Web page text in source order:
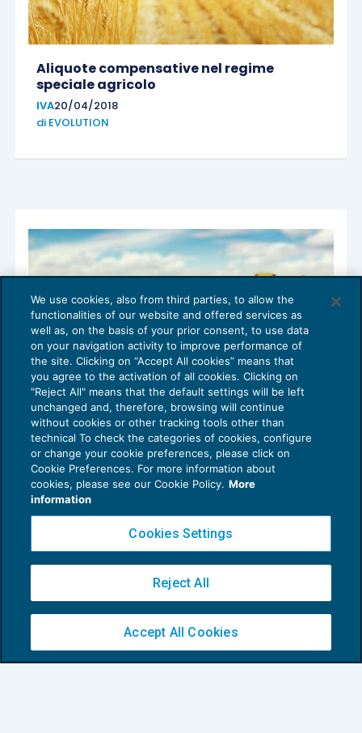
Aliquote compensative nel regime
speciale agricolo
IVA20/04/2018
di EVOLUTION
Anche per il 2017 innalzata l’aliquota
compensativa per suini e bovini
IVA17/12/2016
diLuigi Scappini
Privacy Policy
Cookie Policy
We use cookies, also from third parties, to allow the
functionalities of our website and offered services as
well as, on the basis of your prior consent, to use data
on your navigation activity to improve performance of
the site. Clicking on “Accept All cookies” means that
you agree to the activation of all cookies. Clicking on
"Reject All" means that the default settings will be left
unchanged and, therefore, browsing will continue
without cookies or other tracking tools other than
technical To check the categories of cookies, configure
or change your cookie preferences, please click on
Cookie Preferences. For more information about
cookies, please see our Cookie Policy. More
information
Cookies Settings
Reject All
Accept All Cookies